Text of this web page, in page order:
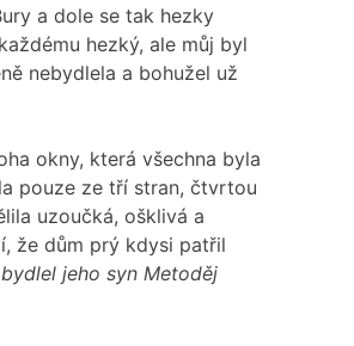
a dole se tak hezky
hezký, ale můj byl
nebydlela a bohužel už
okny, která všechna byla
pouze ze tří stran, čtvrtou
uzoučká, ošklivá a
že dům prý kdysi patřil
jeho syn Metoděj